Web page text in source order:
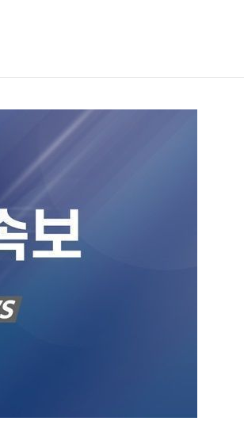
1
2
5
SK하이닉스, 주당 375원 분